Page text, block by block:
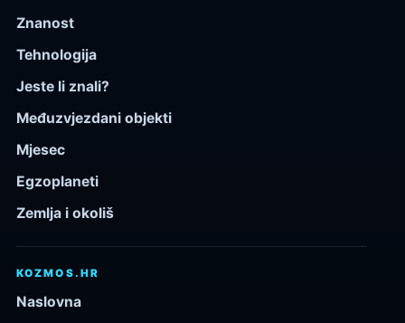
Znanost
Tehnologija
Jeste li znali?
Međuzvjezdani objekti
Mjesec
Egzoplaneti
Zemlja i okoliš
KOZMOS.HR
Naslovna